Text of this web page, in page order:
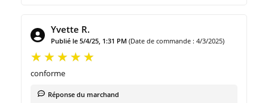
Yvette R.
Publié le 5/4/25, 1:31 PM (Date de commande : 4/3/2025)
conforme
Réponse du marchand